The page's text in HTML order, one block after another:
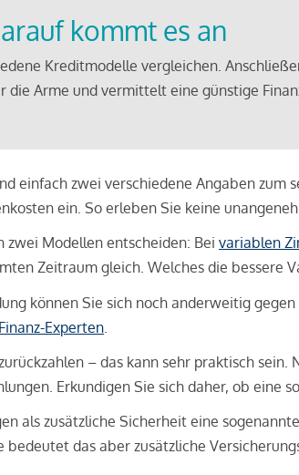
kommt es an
Kreditmodelle vergleichen.
Arme und vermittelt eine günstige
einfach zwei verschiedene Angaben zum
ein. So erleben Sie keine
zwei Modellen entscheiden: Bei variablen
Zeitraum gleich. Welches die bessere
können Sie sich noch anderweitig
Experten
– das kann sehr praktisch
Erkundigen Sie sich daher, ob eine
als zusätzliche Sicherheit eine sogenannte
das aber zusätzliche